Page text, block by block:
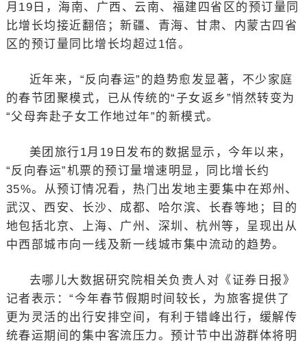
月19日，海南、广西、云南、福建四省区的预订量同
比增长均接近翻倍；新疆、青海、甘肃、内蒙古四省
区的预订量同比增长均超过1倍。
近年来，“反向春运”的趋势愈发显著，不少家庭
的春节团聚模式，已从传统的“子女返乡”悄然转变为
“父母奔赴子女工作地过年”的新模式。
美团旅行1月19日发布的数据显示，今年以来，
“反向春运”机票的预订量增速明显，同比增长约
35%。从预订情况看，热门出发地主要集中在郑州、
武汉、西安、长沙、成都、哈尔滨、长春等地；目的
地包括北京、上海、广州、深圳、杭州等，呈现出从
中西部城市向一线及新一线城市集中流动的趋势。
去哪儿大数据研究院相关负责人对《证券日报》
记者表示：“今年春节假期时间较长，为旅客提供了
更为灵活的出行安排空间，有利于错峰出行，缓解传
统春运期间的集中客流压力。预计节中出游群体将明